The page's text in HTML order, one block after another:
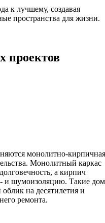
к лучшему, создавая
пространства для жизни.
проектов
монолитно-
Монолитный каркас
а кирпич
и шумоизоляцию. Такие
на десятилетия и
ремонта.